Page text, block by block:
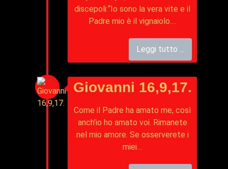
discepoli:“Io sono la vera vite e il
Padre mio è il vignaiolo.…
Leggi tutto ...
Giovanni 16,9,17.
Come il Padre ha amato me, così
anch’io ho amato voi. Rimanete
nel mio amore. Se osserverete i
miei…